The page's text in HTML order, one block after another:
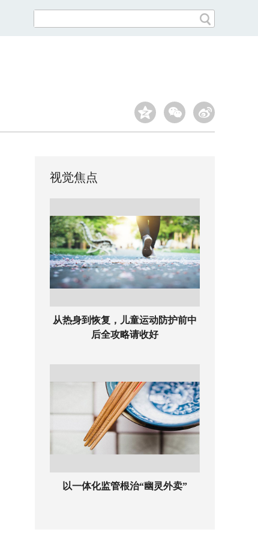
视觉焦点
从热身到恢复，儿童运动防护前中
后全攻略请收好
以一体化监管根治“幽灵外卖”